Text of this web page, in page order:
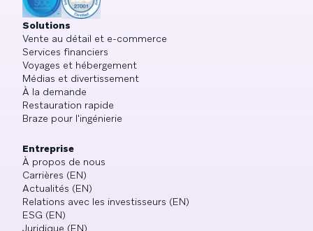
Solutions
Vente au détail et e-commerce
Services financiers
Voyages et hébergement
Médias et divertissement
À la demande
Restauration rapide
Braze pour l'ingénierie
Entreprise
À propos de nous
Carrières (EN)
Actualités (EN)
Relations avec les investisseurs (EN)
ESG (EN)
Juridique (EN)